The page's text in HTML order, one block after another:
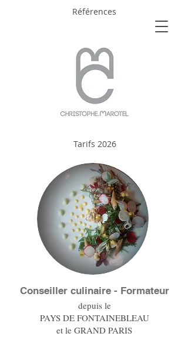
Références
Tarifs 2026
Conseiller culinaire - Formateur
depuis le
PAYS DE FONTAINEBLEAU
et le GRAND PARIS